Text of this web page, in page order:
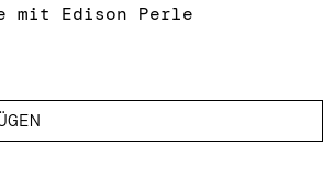
mit Edison Perle